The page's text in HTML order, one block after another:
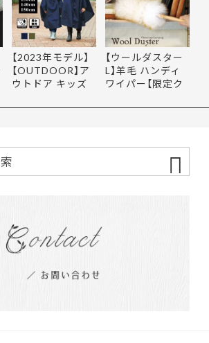
【2023年モデル】
【OUTDOOR】ア
ウトドア キッズ
【ウールダスター
L】羊毛 ハンディ
ワイパー【限定ク